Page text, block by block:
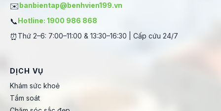
✉️banbientap@benhvien199.vn
📞Hotline: 1900 986 868
⏰ Thứ 2–6: 7:00–11:00 & 13:30–16:30 | Cấp cứu 24/7
DỊCH VỤ
Khám sức khoẻ
Tầm soát